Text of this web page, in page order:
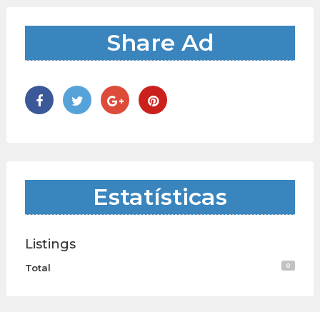
Share Ad
Estatísticas
Listings
Total 0